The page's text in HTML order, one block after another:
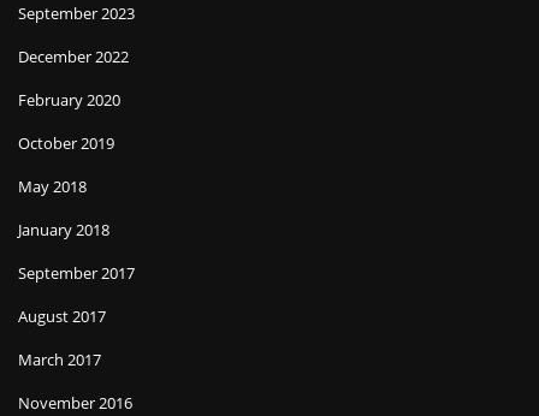
September 2023
December 2022
February 2020
October 2019
May 2018
January 2018
September 2017
August 2017
March 2017
November 2016